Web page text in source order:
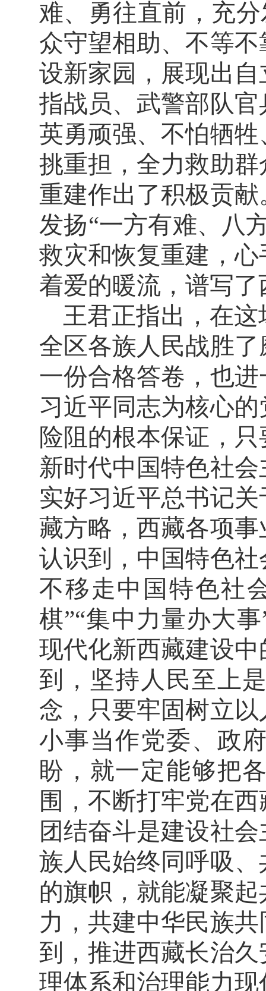
难、勇往直前，充
众守望相助、不等
设新家园，展现出
指战员、武警部队
英勇顽强、不怕牺
挑重担，全力救助
重建作出了积极贡
发扬“一方有难、八
救灾和恢复重建，
着爱的暖流，谱写
王君正指出，在
全区各族人民战胜
一份合格答卷，也
习近平同志为核心
险阻的根本保证，
新时代中国特色社
实好习近平总书记
藏方略，西藏各项
认识到，中国特色
不移走中国特色社
棋”“集中力量办大
现代化新西藏建设
到，坚持人民至上
念，只要牢固树立
小事当作党委、政
盼，就一定能够把
围，不断打牢党在
团结奋斗是建设社
族人民始终同呼吸
的旗帜，就能凝聚
力，共建中华民族
到，推进西藏长治
理体系和治理能力